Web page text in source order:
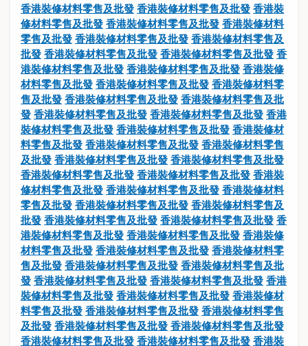
香港裝修材料零售及批發香港裝修材料零售及批發香港裝
修材料零售及批發香港裝修材料零售及批發香港裝修材料
零售及批發香港裝修材料零售及批發香港裝修材料零售及
批發香港裝修材料零售及批發香港裝修材料零售及批發香
港裝修材料零售及批發香港裝修材料零售及批發香港裝修
材料零售及批發香港裝修材料零售及批發香港裝修材料零
售及批發香港裝修材料零售及批發香港裝修材料零售及批
發香港裝修材料零售及批發香港裝修材料零售及批發香港
裝修材料零售及批發香港裝修材料零售及批發香港裝修材
料零售及批發香港裝修材料零售及批發香港裝修材料零售
及批發香港裝修材料零售及批發香港裝修材料零售及批發
香港裝修材料零售及批發香港裝修材料零售及批發香港裝
修材料零售及批發香港裝修材料零售及批發香港裝修材料
零售及批發香港裝修材料零售及批發香港裝修材料零售及
批發香港裝修材料零售及批發香港裝修材料零售及批發香
港裝修材料零售及批發香港裝修材料零售及批發香港裝修
材料零售及批發香港裝修材料零售及批發香港裝修材料零
售及批發香港裝修材料零售及批發香港裝修材料零售及批
發香港裝修材料零售及批發香港裝修材料零售及批發香港
裝修材料零售及批發香港裝修材料零售及批發香港裝修材
料零售及批發香港裝修材料零售及批發香港裝修材料零售
及批發香港裝修材料零售及批發香港裝修材料零售及批發
香港裝修材料零售及批發香港裝修材料零售及批發香港裝